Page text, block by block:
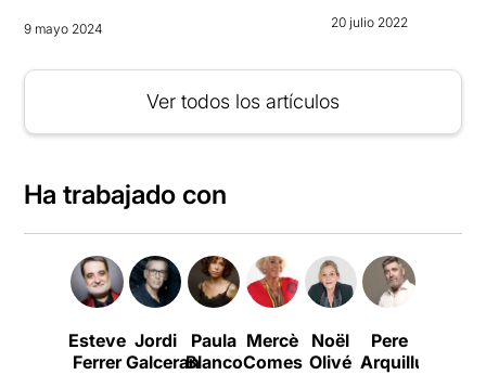
9 mayo 2024 20 julio 2022
Ver todos los artículos
Ha trabajado con
Esteve
Ferrer
Jordi
Galceran
Paula
Blanco
Mercè
Comes
Noël
Olivé
Pere
ArquilluéBeckett